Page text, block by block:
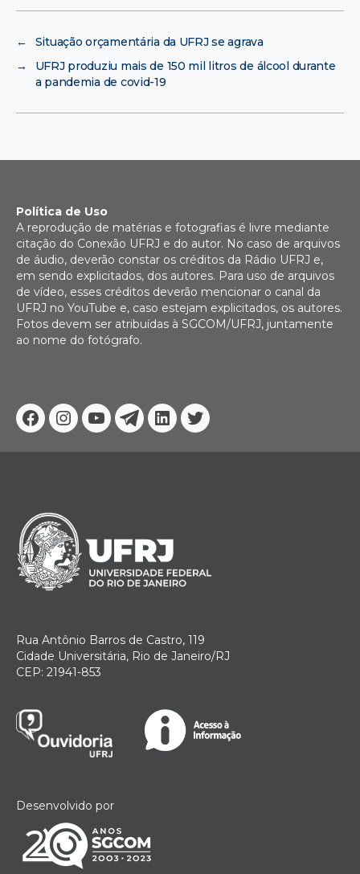
←
Situação orçamentária da UFRJ se agrava
→
UFRJ produziu mais de 150 mil litros de álcool durante
a pandemia de covid-19
Facebook
Instagram
YoutubeTelegram
Linkedin
Twitter
Política de Uso
A reprodução de matérias e fotografias é livre mediante
citação do Conexão UFRJ e do autor. No caso de arquivos
de áudio, deverão constar os créditos da Rádio UFRJ e,
em sendo explicitados, dos autores. Para uso de arquivos
de vídeo, esses créditos deverão mencionar o canal da
UFRJ no YouTube e, caso estejam explicitados, os autores.
Fotos devem ser atribuídas à SGCOM/UFRJ, juntamente
ao nome do fotógrafo.
Rua Antônio Barros de Castro, 119
Cidade Universitária, Rio de Janeiro/RJ
CEP: 21941-853
Desenvolvido por